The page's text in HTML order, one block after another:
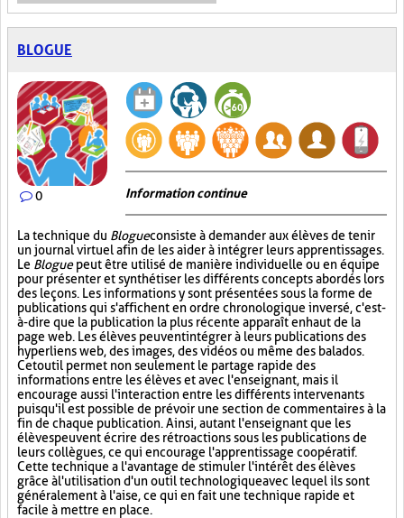
BLOGUE
0 Information continue
La technique du Blogueconsiste à demander aux élèves de tenir
un journal virtuel afin de les aider à intégrer leurs apprentissages.
Le Bloguepeut être utilisé de manière individuelle ou en équipe
pour présenter et synthétiser les différents concepts abordés lors
des leçons. Les informations y sont présentées sous la forme de
publications qui s'affichent en ordre chronologique inversé, c'est-
à-dire que la publication la plus récente apparaît en haut de la
page web. Les élèves peuvent intégrer à leurs publications des
hyperliens web, des images, des vidéos ou même des balados.
Cet outil permet non seulement le partage rapide des
informations entre les élèves et avec l'enseignant, mais il
encourage aussi l'interaction entre les différents intervenants
puisqu'il est possible de prévoir une section de commentaires à la
fin de chaque publication. Ainsi, autant l'enseignant que les
élèves peuvent écrire des rétroactions sous les publications de
leurs collègues, ce qui encourage l'apprentissage coopératif.
Cette technique a l'avantage de stimuler l'intérêt des élèves
grâce à l'utilisation d'un outil technologique avec lequel ils sont
généralement à l'aise, ce qui en fait une technique rapide et
facile à mettre en place.